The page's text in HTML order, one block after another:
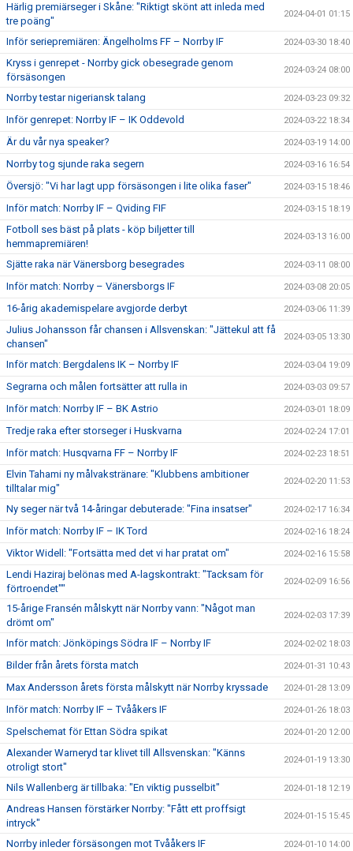
Härlig premiärseger i Skåne: "Riktigt skönt att inleda med
tre poäng"
2024-04-01 01:15
Inför seriepremiären: Ängelholms FF – Norrby IF 2024-03-30 18:40
Kryss i genrepet - Norrby gick obesegrade genom
försäsongen
2024-03-24 08:00
Norrby testar nigeriansk talang 2024-03-23 09:32
Inför genrepet: Norrby IF – IK Oddevold 2024-03-22 18:34
Är du vår nya speaker? 2024-03-19 14:00
Norrby tog sjunde raka segern 2024-03-16 16:54
Översjö: "Vi har lagt upp försäsongen i lite olika faser" 2024-03-15 18:46
Inför match: Norrby IF – Qviding FIF 2024-03-15 18:19
Fotboll ses bäst på plats - köp biljetter till
hemmapremiären!
2024-03-13 16:00
Sjätte raka när Vänersborg besegrades 2024-03-11 08:00
Inför match: Norrby – Vänersborgs IF 2024-03-08 20:05
16-årig akademispelare avgjorde derbyt 2024-03-06 11:39
Julius Johansson får chansen i Allsvenskan: "Jättekul att få
chansen"
2024-03-05 13:30
Inför match: Bergdalens IK – Norrby IF 2024-03-04 19:09
Segrarna och målen fortsätter att rulla in 2024-03-03 09:57
Inför match: Norrby IF – BK Astrio 2024-03-01 18:09
Tredje raka efter storseger i Huskvarna 2024-02-24 17:01
Inför match: Husqvarna FF – Norrby IF 2024-02-23 18:51
Elvin Tahami ny målvakstränare: "Klubbens ambitioner
tilltalar mig"
2024-02-20 11:53
Ny seger när två 14-åringar debuterade: "Fina insatser" 2024-02-17 16:34
Inför match: Norrby IF – IK Tord 2024-02-16 18:24
Viktor Widell: "Fortsätta med det vi har pratat om" 2024-02-16 15:58
Lendi Haziraj belönas med A-lagskontrakt: "Tacksam för
förtroendet""
2024-02-09 16:56
15-årige Fransén målskytt när Norrby vann: "Något man
drömt om"
2024-02-03 17:39
Inför match: Jönköpings Södra IF – Norrby IF 2024-02-02 18:03
Bilder från årets första match 2024-01-31 10:43
Max Andersson årets första målskytt när Norrby kryssade 2024-01-28 13:09
Inför match: Norrby IF – Tvååkers IF 2024-01-26 18:03
Spelschemat för Ettan Södra spikat 2024-01-20 12:00
Alexander Warneryd tar klivet till Allsvenskan: "Känns
otroligt stort"
2024-01-19 13:30
Nils Wallenberg är tillbaka: "En viktig pusselbit" 2024-01-18 12:19
Andreas Hansen förstärker Norrby: "Fått ett proffsigt
intryck"
2024-01-15 15:45
Norrby inleder försäsongen mot Tvååkers IF 2024-01-10 14:00